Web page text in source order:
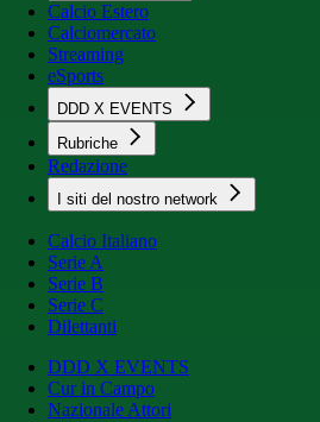
Calcio Estero
Calciomercato
Streaming
eSports
DDD X EVENTS
Rubriche
Redazione
I siti del nostro network
Calcio Italiano
Serie A
Serie B
Serie C
Dilettanti
DDD X EVENTS
Cur in Campo
Nazionale Attori